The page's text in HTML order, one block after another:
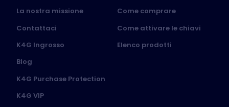
La nostra missione
Contattaci
K4G Ingrosso
Blog
K4G Purchase Protection
K4G VIP
Come comprare
Come attivare le chiavi
Elenco prodotti